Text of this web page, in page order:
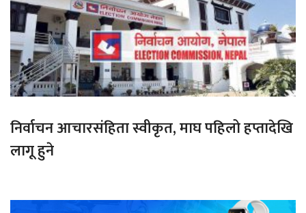
निर्वाचन आचारसंहिता स्वीकृत, माघ पहिलो हप्तादेखि
लागू हुने